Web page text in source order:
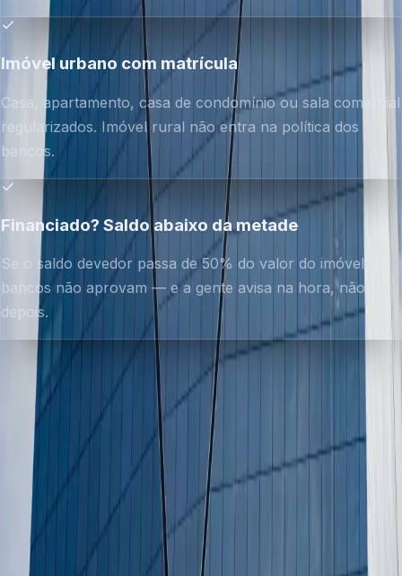
Imóvel urbano com matrícula
Casa, apartamento, casa de condomínio ou sala comercial
regularizados. Imóvel rural não entra na política dos
bancos.
Financiado? Saldo abaixo da metade
Se o saldo devedor passa de 50% do valor do imóvel, os
bancos não aprovam — e a gente avisa na hora, não
depois.
Renda também entra na análise — mas essa parte é
conversa com o especialista, caso a caso.
Contexto
O mesmo dinheiro, três preços.
A regra de ouro do crédito: quanto melhor a garantia,
menor o juro. É por isso que o imóvel destrava as
menores taxas do mercado para pessoa física.
Modalidade
Taxa típica